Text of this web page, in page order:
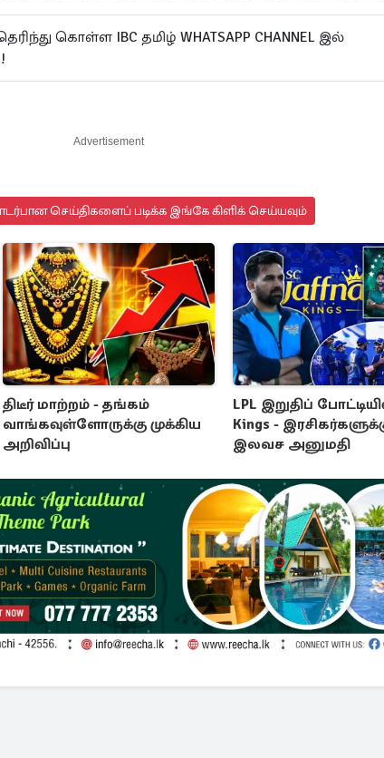
கொள்ள IBC தமிழ் WHATSAPP CHANNEL இல்
Advertisement
செய்திகளைப் படிக்க இங்கே கிளிக் செய்யவும்
திடீர் மாற்றம் - தங்கம்
வாங்கவுள்ளோருக்கு முக்கிய
அறிவிப்பு
LPL இறுதிப்
Kings -
இலவச அனுமதி